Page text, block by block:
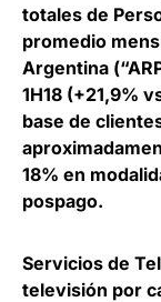
totales de
promedio
Argentina
1H18 (+21,9%
base de
18% en
pospago.
Servicios de
televisión por